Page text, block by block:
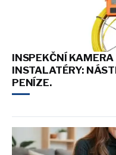
INSPEKČNÍ
INSTALATÉRY:
PENÍZE.